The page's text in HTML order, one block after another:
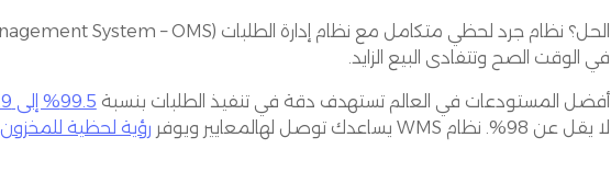
في الوقت الصح وتتفادى البيع الزايد.
أفضل المستودعات في العالم تستهدف دقة في تنفيذ الطلبات بنسبة 99.5% إلى 99.9%
لا يقل عن 98%. نظام WMS يساعدك توصل لهالمعايير ويوفر
رؤية لحظية للمخزون